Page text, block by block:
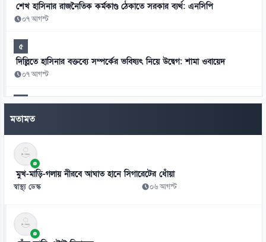
শেখ হাসিনার রাজনৈতিক কর্মকাণ্ড ঠেকাতে সরকার ব্যর্থ: এনসিপি
০৭ আগস্ট
৫
দিল্লিতে হাসিনার বক্তব্যে সম্পর্কের ভবিষ্যৎ নিয়ে উদ্বেগ: শামা ওবায়েদ
০৭ আগস্ট
৬
মানবতাবিরোধী অপরাধের খসড়া তদন্তে জাফর ইকবালসহ চারজনের নাম
৭
চার বিভাগ ও মন্ত্রণালয়ে নতুন সচিব নিয়োগ ও পদায়ন
০৬ আগস্ট
৮
স্কুলে ভর্তিতে প্রথম শ্রেণি লটারিতে ও দ্বিতীয় থেকে নবম পর্যন্ত দিতে হবে
পরীক্ষা
মতামত
মুখ-মাড়ি-গলায় নীরবে আঘাত হানে সিগারেটের ধোঁয়া
স্বাস্থ্য ডেস্ক ০৬ আগস্ট